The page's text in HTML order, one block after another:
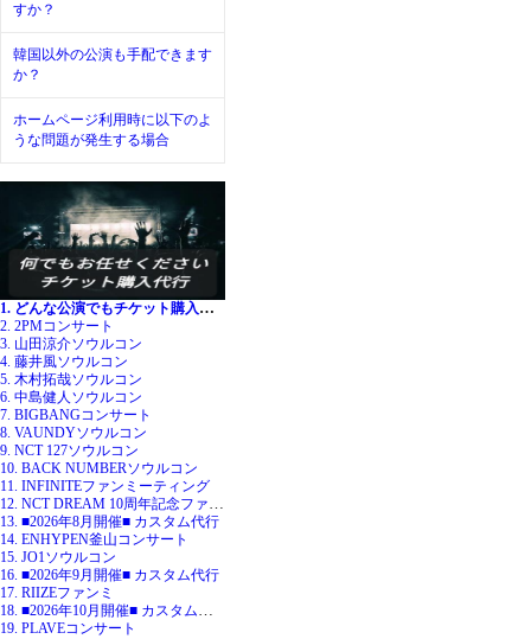
すか？
韓国以外の公演も手配できます
か？
ホームページ利用時に以下のよ
うな問題が発生する場合
1. どんな公演でもチケット購入代行
2. 2PMコンサート
3. 山田涼介ソウルコン
4. 藤井風ソウルコン
5. 木村拓哉ソウルコン
6. 中島健人ソウルコン
7. BIGBANGコンサート
8. VAUNDYソウルコン
9. NCT 127ソウルコン
10. BACK NUMBERソウルコン
11. INFINITEファンミーティング
12. NCT DREAM 10周年記念ファンミ
13. ■2026年8月開催■ カスタム代行
14. ENHYPEN釜山コンサート
15. JO1ソウルコン
16. ■2026年9月開催■ カスタム代行
17. RIIZEファンミ
18. ■2026年10月開催■ カスタム代行
19. PLAVEコンサート